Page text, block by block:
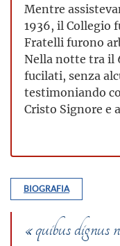
Mentre
1936, il Collegio
Fratelli furono
Nella notte tra il
fucilati, senza
testimoniando
Cristo Signore e
BIOGRAFIA
« quibus dignus